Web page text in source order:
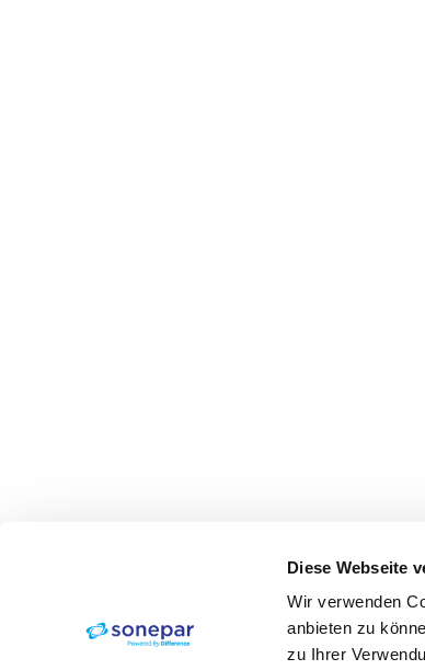
Diese Webseite
Wir verwenden
anbieten zu
zu Ihrer